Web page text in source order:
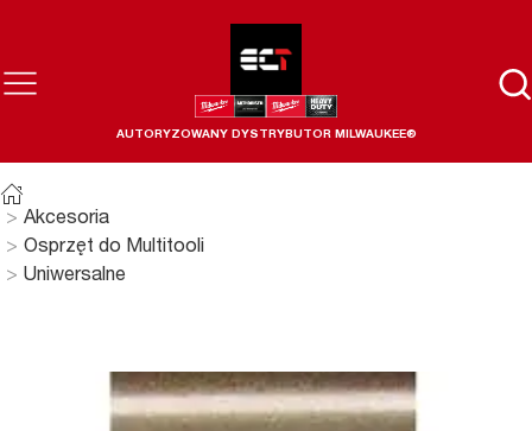
AUTORYZOWANY DYSTRYBUTOR MILWAUKEE®
Akcesoria
Osprzęt do Multitooli
Uniwersalne